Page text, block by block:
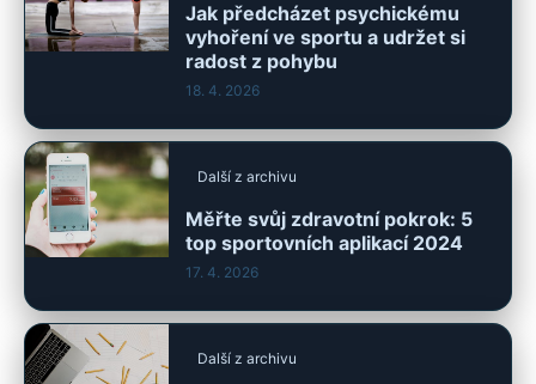
Jak předcházet psychickému
vyhoření ve sportu a udržet si
radost z pohybu
18. 4. 2026
Další z archivu
Měřte svůj zdravotní pokrok: 5
top sportovních aplikací 2024
17. 4. 2026
Další z archivu